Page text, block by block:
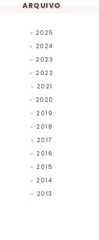
ARQUIVO
2025
2024
2023
2022
2021
2020
2019
2018
2017
2016
2015
2014
2013